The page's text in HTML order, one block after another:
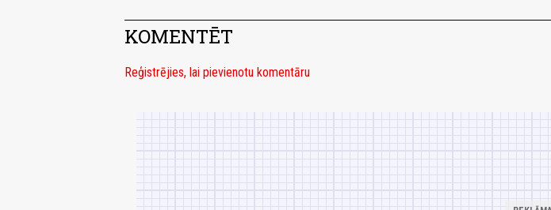
KOMENTĒT
Reģistrējies, lai pievienotu komentāru